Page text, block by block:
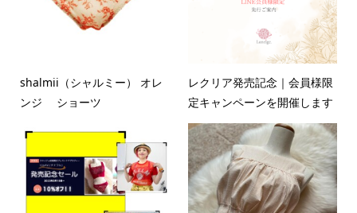
shalmii（シャルミー） オレ
ンジ ショーツ
レクリア発売記念｜会員様限
定キャンペーンを開催します